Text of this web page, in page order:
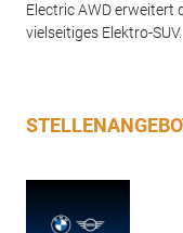
Electric AWD erweitert
vielseitiges Elektro-SUV.